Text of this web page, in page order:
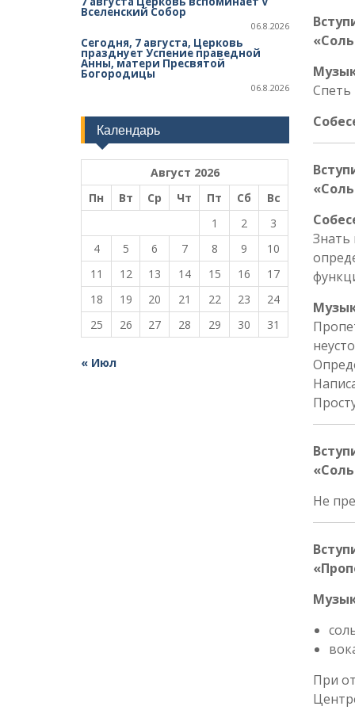
Спеть
Знать
Не
При
Вселенский Собор
06.8.2026
Сегодня, 7 августа, Церковь
празднует Успение праведной
Анны, матери Пресвятой
Богородицы
06.8.2026
Календарь
Август 2026
Пн
Вт Ср Чт Пт Сб
Вс
1
2
3
4
5 6 7 8 9
10
11
12 13 14 15 16
17
18
19 20 21 22 23
24
25
26 27 28 29 30 31
« Июл